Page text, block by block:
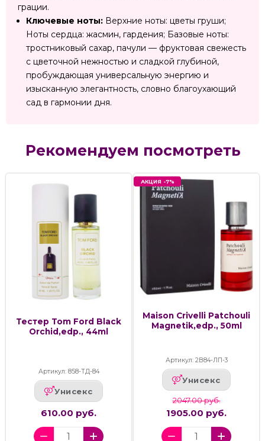
грации.
Ключевые ноты: Верхние ноты: цветы груши;
Ноты сердца: жасмин, гардения; Базовые ноты:
тростниковый сахар, пачули — фруктовая свежесть
с цветочной нежностью и сладкой глубиной,
пробуждающая универсальную энергию и
изысканную элегантность, словно благоухающий
сад в гармонии дня.
Рекомендуем посмотреть
Тестер Tom Ford Black
Orchid,edp., 44ml
Артикул: 858-ТД-84
Унисекс
610.00 руб.
АКЦИЯ -7%
Maison Crivelli Patchouli
Magnetik,edp., 50ml
Артикул: 2В84-ЛП-3
Унисекс
2047.00 руб.
1905.00 руб.